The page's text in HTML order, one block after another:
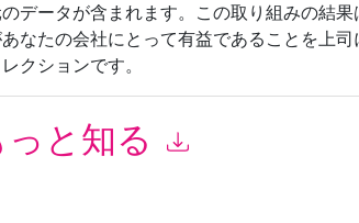
データが含まれます。この取り組みの結
なたの会社にとって有益であることを上
クションです。
っと知る